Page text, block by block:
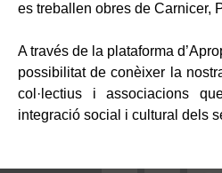
es treballen obres de Carnicer,
A través de la plataforma
possibilitat de conèixer la
col·lectius i associacions
integració social i cultural dels